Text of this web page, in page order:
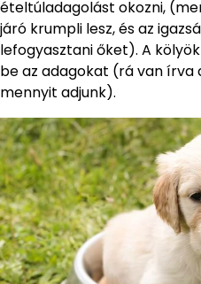
ételtúladagolást okozni,
járó krumpli lesz, és az
lefogyasztani őket). A
be az adagokat (rá van
mennyit adjunk).